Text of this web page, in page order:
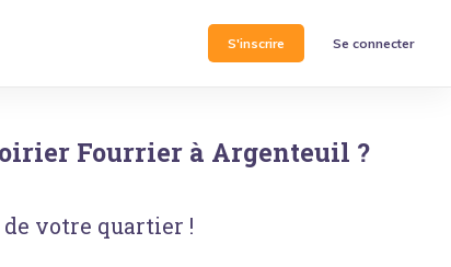
S'inscrire Se connecter
Fourrier à Argenteuil ?
votre quartier !